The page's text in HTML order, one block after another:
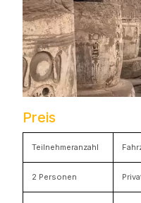
Preis
Teilnehmeranzahl
2 Personen